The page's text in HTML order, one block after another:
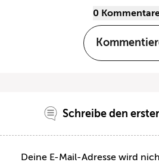
0
Schreibe den
Deine E-Mail-Adresse wird